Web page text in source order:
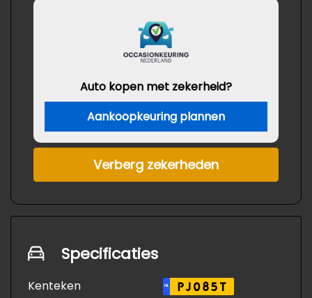
Auto kopen met zekerheid?
Aankoopkeuring plannen
Verberg zekerheden
Specificaties
Kenteken NL PJ085T